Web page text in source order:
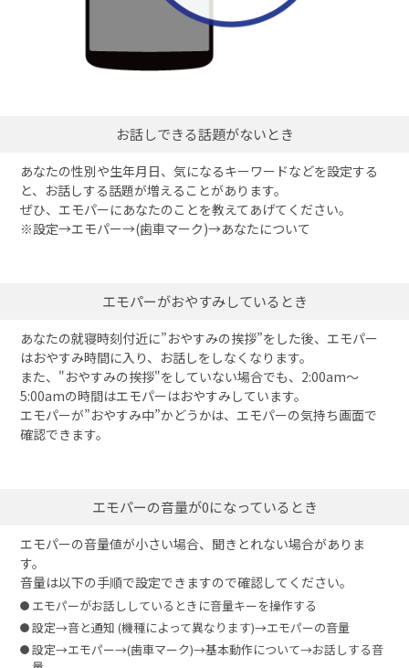
お話しできる話題がないとき
あなたの性別や生年月日、気になるキーワードなどを設定する
と、お話しする話題が増えることがあります。
ぜひ、エモパーにあなたのことを教えてあげてください。
※設定→エモパー→(歯車マーク)→あなたについて
エモパーがおやすみしているとき
あなたの就寝時刻付近に”おやすみの挨拶”をした後、エモパー
はおやすみ時間に入り、お話しをしなくなります。
また、"おやすみの挨拶"をしていない場合でも、2:00am～
5:00amの時間はエモパーはおやすみしています。
エモパーが”おやすみ中”かどうかは、エモパーの気持ち画面で
確認できます。
エモパーの音量が0になっているとき
エモパーの音量値が小さい場合、聞きとれない場合がありま
す。
音量は以下の手順で設定できますので確認してください。
エモパーがお話ししているときに音量キーを操作する
設定→音と通知 (機種によって異なります)→エモパーの音量
設定→エモパー→(歯車マーク)→基本動作について→お話しする音